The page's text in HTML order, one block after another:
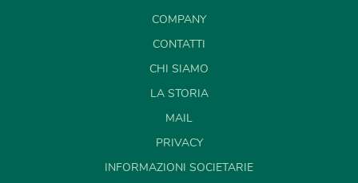
COMPANY
CONTATTI
CHI SIAMO
LA STORIA
MAIL
PRIVACY
INFORMAZIONI SOCIETARIE